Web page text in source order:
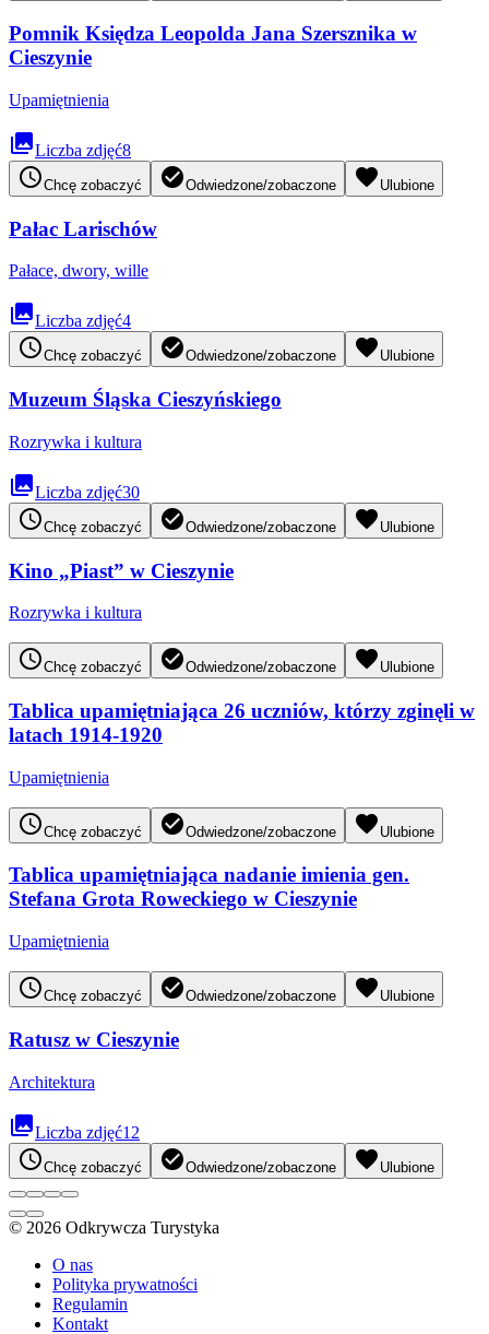
Pomnik Księdza Leopolda Jana Szersznika w
Cieszynie
Upamiętnienia
collectionsLiczba zdjęć8
access_timeChcę zobaczyć check_circleOdwiedzone/zobaczone favorite Ulubione
Pałac Larischów
Pałace, dwory, wille
collectionsLiczba zdjęć4
access_timeChcę zobaczyć check_circleOdwiedzone/zobaczone favorite Ulubione
Muzeum Śląska Cieszyńskiego
Rozrywka i kultura
collectionsLiczba zdjęć30
access_timeChcę zobaczyć check_circleOdwiedzone/zobaczone favorite Ulubione
Kino „Piast” w Cieszynie
Rozrywka i kultura
access_timeChcę zobaczyć check_circleOdwiedzone/zobaczone favorite Ulubione
Tablica upamiętniająca 26 uczniów, którzy zginęli w
latach 1914-1920
Upamiętnienia
access_timeChcę zobaczyć check_circleOdwiedzone/zobaczone favorite Ulubione
Tablica upamiętniająca nadanie imienia gen.
Stefana Grota Roweckiego w Cieszynie
Upamiętnienia
access_timeChcę zobaczyć check_circleOdwiedzone/zobaczone favorite Ulubione
Ratusz w Cieszynie
Architektura
collectionsLiczba zdjęć12
access_timeChcę zobaczyć check_circleOdwiedzone/zobaczone favorite Ulubione
© 2026 Odkrywcza Turystyka
O nas
Polityka prywatności
Regulamin
Kontakt